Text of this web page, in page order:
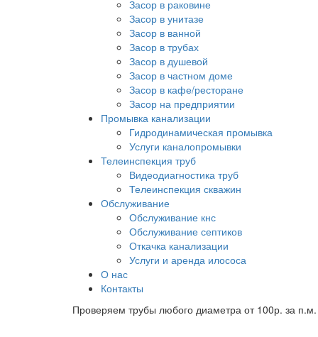
Засор в раковине
Засор в унитазе
Засор в ванной
Засор в трубах
Засор в душевой
Засор в частном доме
Засор в кафе/ресторане
Засор на предприятии
Промывка канализации
Гидродинамическая промывка
Услуги каналопромывки
Телеинспекция труб
Видеодиагностика труб
Телеинспекция скважин
Обслуживание
Обслуживание кнс
Обслуживание септиков
Откачка канализации
Услуги и аренда илососа
О нас
Контакты
Проверяем трубы любого диаметра от 100р. за п.м.